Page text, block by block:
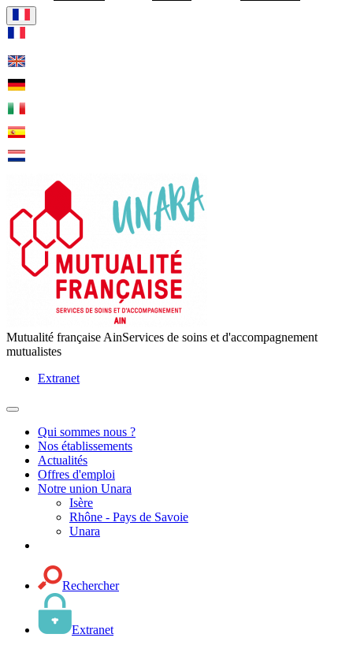
Mutualité française AinServices de soins et d'accompagnement
mutualistes
Extranet
MENU
PRINCIPALQui sommes nous ?
Nos établissements
Actualités
Offres d'emploi
Notre union Unara
Isère
Rhône - Pays de Savoie
Unara
Rechercher
Extranet